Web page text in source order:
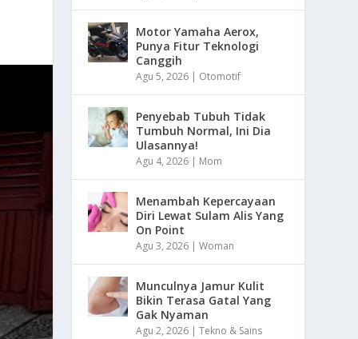
Motor Yamaha Aerox,
Punya Fitur Teknologi
Canggih
Agu 5, 2026 | Otomotif
Penyebab Tubuh Tidak
Tumbuh Normal, Ini Dia
Ulasannya!
Agu 4, 2026 | Mom
Menambah Kepercayaan
Diri Lewat Sulam Alis Yang
On Point
Agu 3, 2026 |Woman
Munculnya Jamur Kulit
Bikin Terasa Gatal Yang
Gak Nyaman
Agu 2, 2026 |Tekno & Sains